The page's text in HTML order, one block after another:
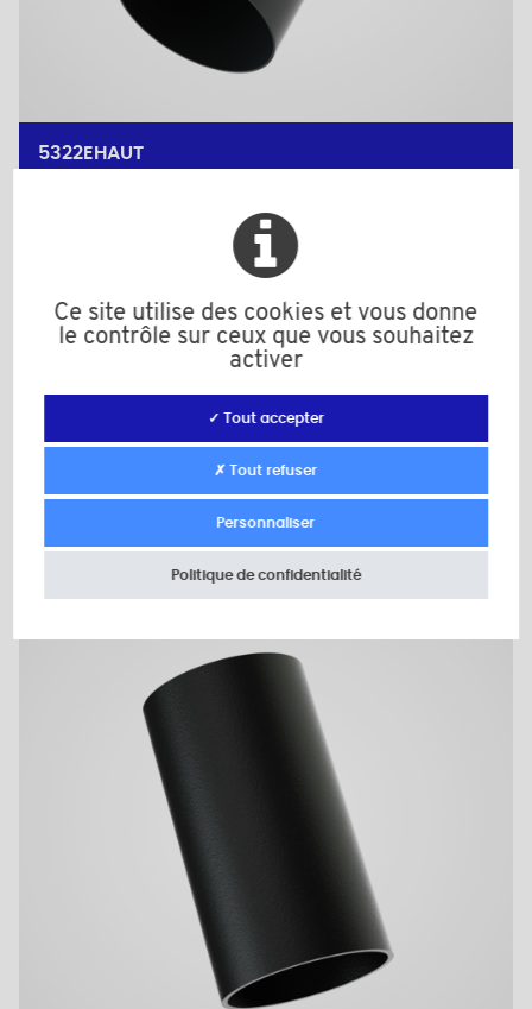
5322EHAUT
D: 36,0
h: 20,0
Quantité minimum de vente : 5000
Ce site utilise des cookies et vous donne
le contrôle sur ceux que vous souhaitez
activer
✓ Tout accepter
✗ Tout refuser
Personnaliser
Politique de confidentialité